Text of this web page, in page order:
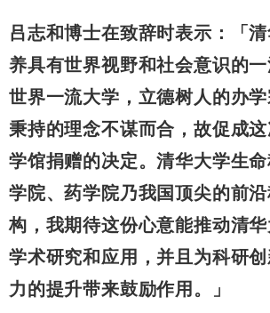
吕志和博士在致辞时表示：「
养具有世界视野和社会意识的
世界一流大学，立德树人的办
秉持的理念不谋而合，故促成
学馆捐赠的决定。清华大学生
学院、药学院乃我国顶尖的前
构，我期待这份心意能推动清
学术研究和应用，并且为科研
力的提升带来鼓励作用。」